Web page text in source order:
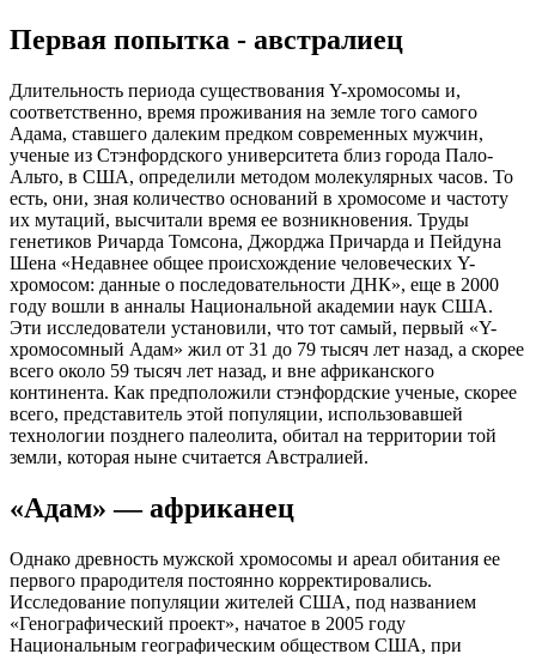
Первая попытка - австралиец
Длительность периода существования Y-хромосомы и,
соответственно, время проживания на земле того самого
Адама, ставшего далеким предком современных мужчин,
ученые из Стэнфордского университета близ города Пало-
Альто, в США, определили методом молекулярных часов. То
есть, они, зная количество оснований в хромосоме и частоту
их мутаций, высчитали время ее возникновения. Труды
генетиков Ричарда Томсона, Джорджа Причарда и Пейдуна
Шена «Недавнее общее происхождение человеческих Y-
хромосом: данные о последовательности ДНК», еще в 2000
году вошли в анналы Национальной академии наук США.
Эти исследователи установили, что тот самый, первый «Y-
хромосомный Адам» жил от 31 до 79 тысяч лет назад, а скорее
всего около 59 тысяч лет назад, и вне африканского
континента. Как предположили стэнфордские ученые, скорее
всего, представитель этой популяции, использовавшей
технологии позднего палеолита, обитал на территории той
земли, которая ныне считается Австралией.
«Адам» — африканец
Однако древность мужской хромосомы и ареал обитания ее
первого прародителя постоянно корректировались.
Исследование популяции жителей США, под названием
«Генографический проект», начатое в 2005 году
Национальным географическим обществом США, при